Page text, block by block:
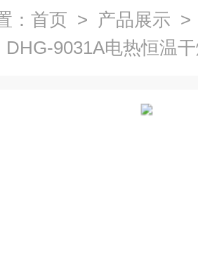
： 首页 > 产品展示
9031A电热恒温